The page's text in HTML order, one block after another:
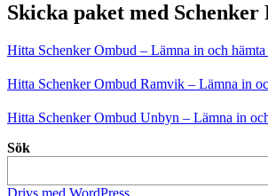
Skicka paket med Schenker
Hitta Schenker Ombud – Lämna in och hämta
Hitta Schenker Ombud Ramvik – Lämna in
Hitta Schenker Ombud Unbyn – Lämna in
Sök